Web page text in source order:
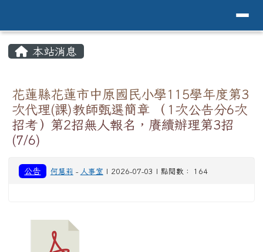
花蓮縣花蓮市中原國小全球資訊
本站消息
花蓮縣花蓮市中原國民小學115學年度第3
次代理(課)教師甄選簡章 （1次公告分6次
招考）第2招無人報名，賡續辦理第3招
(7/6)
公告 何慧莉 - 人事室 | 2026-07-03 | 點閱數： 164